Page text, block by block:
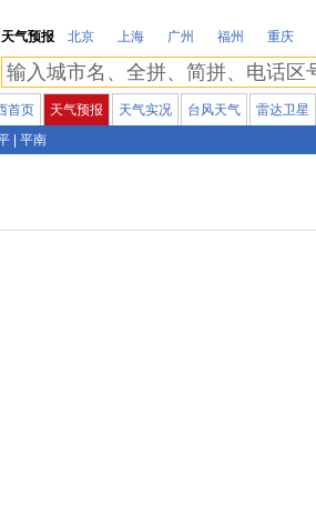
天气预报
北京 上海 广州 福州 重庆
首页 天气预报 天气实况 台风天气 雷达卫星
平南